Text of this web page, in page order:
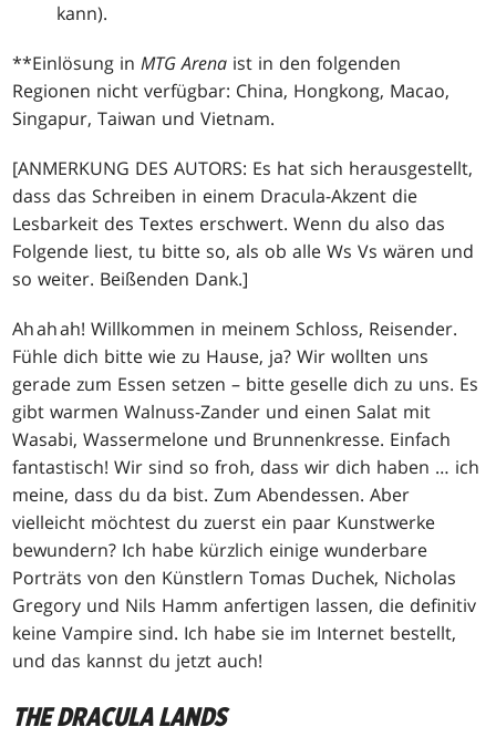
kann).
**Einlösung inMTG Arena ist in den folgenden
Regionen nicht verfügbar: China, Hongkong, Macao,
Singapur, Taiwan und Vietnam.
[ANMERKUNG DES AUTORS: Es hat sich herausgestellt,
dass das Schreiben in einem Dracula-Akzent die
Lesbarkeit des Textes erschwert. Wenn du also das
Folgende liest, tu bitte so, als ob alle Ws Vs wären und
so weiter. Beißenden Dank.]
Ah ah ah! Willkommen in meinem Schloss, Reisender.
Fühle dich bitte wie zu Hause, ja? Wir wollten uns
gerade zum Essen setzen – bitte geselle dich zu uns. Es
gibt warmen Walnuss-Zander und einen Salat mit
Wasabi, Wassermelone und Brunnenkresse. Einfach
fantastisch! Wir sind so froh, dass wir dich haben … ich
meine, dass du da bist. Zum Abendessen. Aber
vielleicht möchtest du zuerst ein paar Kunstwerke
bewundern? Ich habe kürzlich einige wunderbare
Porträts von den Künstlern Tomas Duchek, Nicholas
Gregory und Nils Hamm anfertigen lassen, die definitiv
keine Vampire sind. Ich habe sie im Internet bestellt,
und das kannst du jetzt auch!
THE DRACULA LANDS